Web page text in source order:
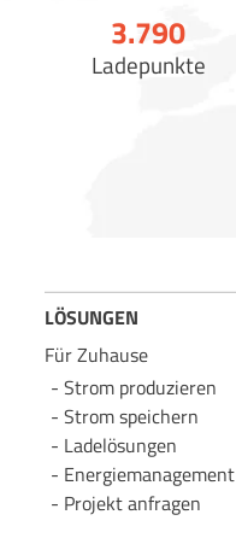
3.790
Ladepunkte
LÖSUNGEN
Für Zuhause
Strom produzieren
Strom speichern
Lade­lösungen
Energie­management
Projekt anfragen